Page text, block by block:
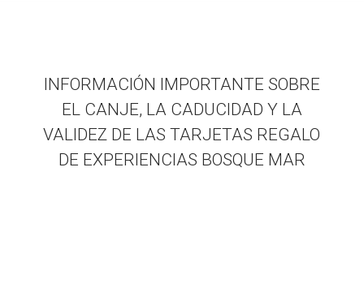
INFORMACIÓN IMPORTANTE SOBRE
EL CANJE, LA CADUCIDAD Y LA
VALIDEZ DE LAS TARJETAS REGALO
DE EXPERIENCIAS BOSQUE MAR